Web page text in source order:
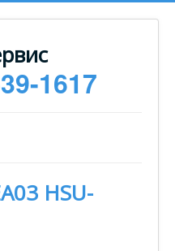
1617
HSU-